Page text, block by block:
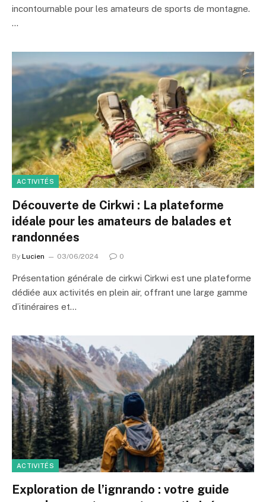
incontournable pour les amateurs de sports de montagne.
…
ACTIVITÉS
Découverte de Cirkwi : La plateforme
idéale pour les amateurs de balades et
randonnées
By Lucien 03/06/2024 0
Présentation générale de cirkwi Cirkwi est une plateforme
dédiée aux activités en plein air, offrant une large gamme
d’itinéraires et…
ACTIVITÉS
Exploration de l’ignrando : votre guide